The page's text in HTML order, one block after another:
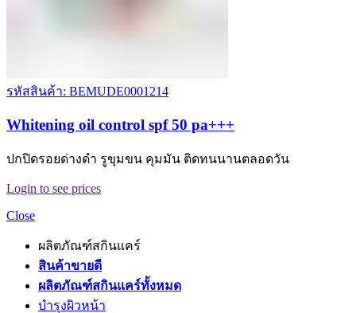
รหัสสินค้า: BEMUDE0001214
Whitening oil control spf 50 pa+++
ปกปิดรอยด่างดำ รูขุมขน คุมมัน ติดทนนานตลอดวัน
Login to see prices
Close
ผลิตภัณฑ์สกินแคร์
สินค้าขายดี
ผลิตภัณฑ์สกินแคร์ทั้งหมด
บำรุงผิวหน้า